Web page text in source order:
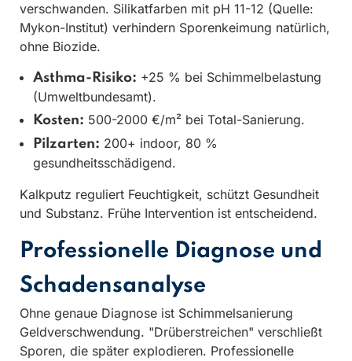
verschwanden. Silikatfarben mit pH 11-12 (Quelle:
Mykon-Institut) verhindern Sporenkeimung natürlich,
ohne Biozide.
Asthma-Risiko: +25 % bei Schimmelbelastung
(Umweltbundesamt).
Kosten: 500-2000 €/m² bei Total-Sanierung.
Pilzarten: 200+ indoor, 80 %
gesundheitsschädigend.
Kalkputz reguliert Feuchtigkeit, schützt Gesundheit
und Substanz. Frühe Intervention ist entscheidend.
Professionelle Diagnose und
Schadensanalyse
Ohne genaue Diagnose ist Schimmelsanierung
Geldverschwendung. "Drüberstreichen" verschließt
Sporen, die später explodieren. Professionelle